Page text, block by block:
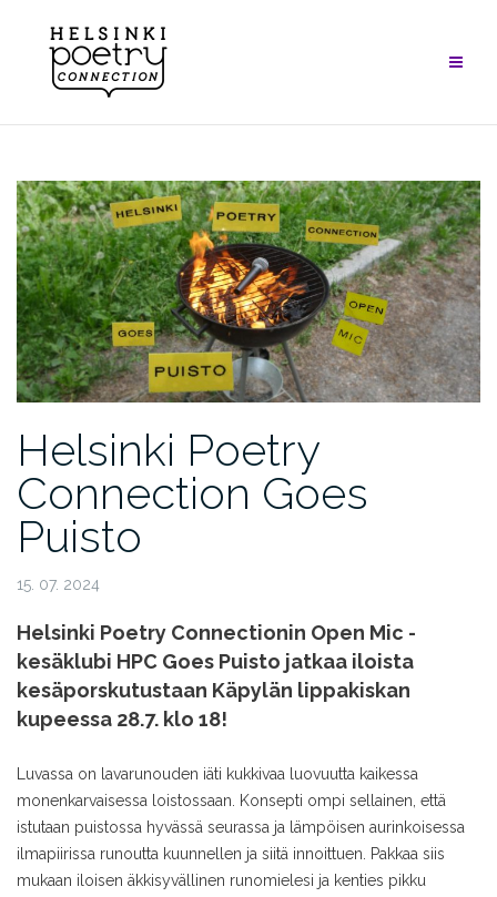
content
Helsinki Poetry
Connection Goes
Puisto
15. 07. 2024
Helsinki Poetry Connectionin Open Mic -
kesäklubi HPC Goes Puisto jatkaa iloista
kesäporskutustaan Käpylän lippakiskan
kupeessa 28.7. klo 18!
Luvassa on lavarunouden iäti kukkivaa luovuutta kaikessa
monenkarvaisessa loistossaan. Konsepti ompi sellainen, että
istutaan puistossa hyvässä seurassa ja lämpöisen aurinkoisessa
ilmapiirissa runoutta kuunnellen ja siitä innoittuen. Pakkaa siis
mukaan iloisen äkkisyvällinen runomielesi ja kenties pikku